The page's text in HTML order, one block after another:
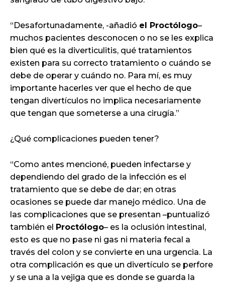
“Desafortunadamente, -añadió el Proctólogo–
muchos pacientes desconocen o no se les explica
bien qué es la diverticulitis, qué tratamientos
existen para su correcto tratamiento o cuándo se
debe de operar y cuándo no. Para mí, es muy
importante hacerles ver que el hecho de que
tengan divertículos no implica necesariamente
que tengan que someterse a una cirugía.”
¿Qué complicaciones pueden tener?
“Como antes mencioné, pueden infectarse y
dependiendo del grado de la infección es el
tratamiento que se debe de dar; en otras
ocasiones se puede dar manejo médico. Una de
las complicaciones que se presentan –puntualizó
también el Proctólogo– es la oclusión intestinal,
esto es que no pase ni gas ni materia fecal a
través del colon y se convierte en una urgencia. La
otra complicación es que un divertículo se perfore
y se una a la vejiga que es donde se guarda la